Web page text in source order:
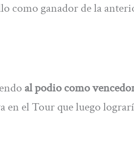
como ganador de la
al podio como
en el Tour que luego